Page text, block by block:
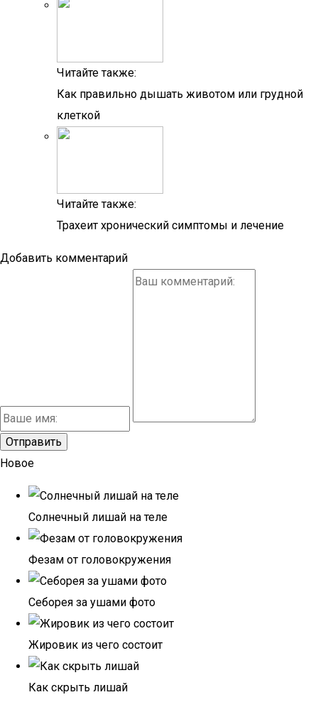
Читайте также:
Как правильно дышать животом или грудной
клеткой
Читайте также:
Трахеит хронический симптомы и лечение
Добавить комментарий
Новое
Солнечный лишай на теле
Фезам от головокружения
Себорея за ушами фото
Жировик из чего состоит
Как скрыть лишай